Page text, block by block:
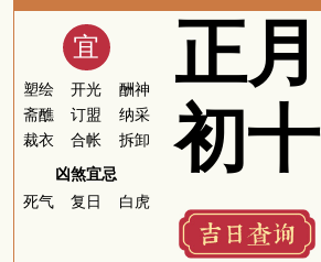
宜
塑绘 开光
酬神
斋醮
订盟
纳采
裁衣
合帐
拆卸
凶煞宜忌
死气
复日 白虎
正月
初十